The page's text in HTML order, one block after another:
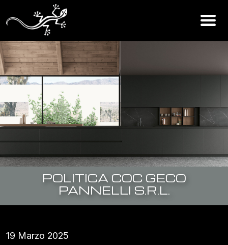
POLITICA COC GECO
PANNELLI S.R.L.
19 Marzo 2025